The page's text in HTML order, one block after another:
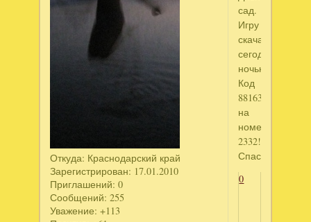
Откуда: Краснодарский край
Зарегистрирован: 17.01.2010
Приглашений: 0
Сообщений: 255
Уважение: +113
сад.
Игру
скачана
сегодня
ночью.
Код
88163624
на
номер
2332!!!
Спасибо=)
0